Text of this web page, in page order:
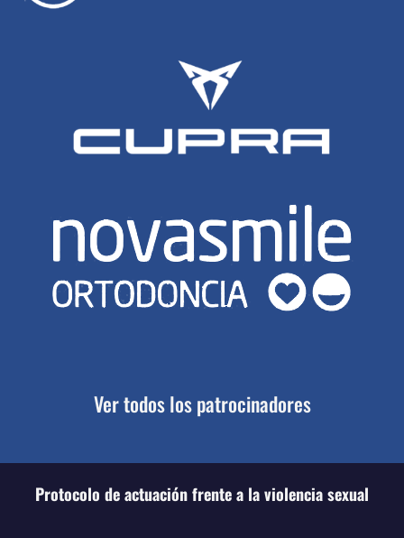
Ver todos los patrocinadores
Protocolo de actuación frente a la violencia sexual